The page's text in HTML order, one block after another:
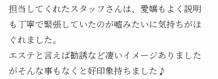
担当してくれたスタッフさんは、愛嬌もよく説明
も丁寧で緊張していたのが嘘みたいに気持ちがほ
ぐれました。
エステと言えば勧誘など凄いイメージありました
がそんな事もなくと好印象持ちました♪